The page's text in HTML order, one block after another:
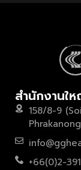
สำนักงานใ
158/8-9
+66(0)2-